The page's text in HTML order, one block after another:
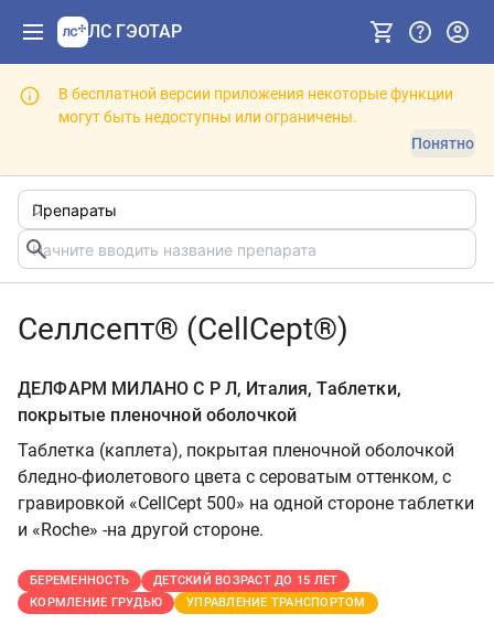
ЛС ГЭОТАР
В бесплатной версии приложения некоторые функции
могут быть недоступны или ограничены.
Понятно
Селлсепт® (CellCept®)
ДЕЛФАРМ МИЛАНО С Р Л, Италия, Таблетки,
покрытые пленочной оболочкой
Таблетка (каплета), покрытая пленочной оболочкой
бледно-фиолетового цвета с сероватым оттенком, с
гравировкой «CellCept 500» на одной стороне таблетки
и «Roche» -на другой стороне.
БЕРЕМЕННОСТЬ
ДЕТСКИЙ ВОЗРАСТ ДО 15 ЛЕТ
КОРМЛЕНИЕ ГРУДЬЮ
УПРАВЛЕНИЕ ТРАНСПОРТОМ